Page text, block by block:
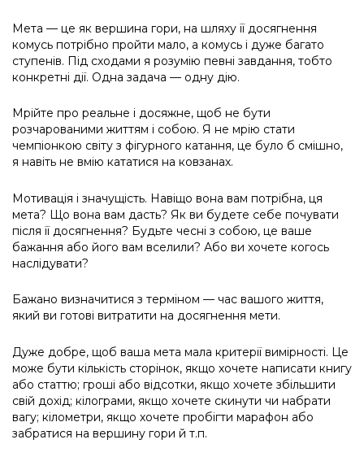
Мета — це як вершина гори, на шляху її досягнення
комусь потрібно пройти мало, а комусь і дуже багато
ступенів. Під сходами я розумію певні завдання, тобто
конкретні дії. Одна задача — одну дію.
Мрійте про реальне і досяжне, щоб не бути
розчарованими життям і собою. Я не мрію стати
чемпіонкою світу з фігурного катання, це було б смішно,
я навіть не вмію кататися на ковзанах.
Мотивація і значущість. Навіщо вона вам потрібна, ця
мета? Що вона вам дасть? Як ви будете себе почувати
після її досягнення? Будьте чесні з собою, це ваше
бажання або його вам вселили? Або ви хочете когось
наслідувати?
Бажано визначитися з терміном — час вашого життя,
який ви готові витратити на досягнення мети.
Дуже добре, щоб ваша мета мала критерії вимірності. Це
може бути кількість сторінок, якщо хочете написати книгу
або статтю; гроші або відсотки, якщо хочете збільшити
свій дохід; кілограми, якщо хочете скинути чи набрати
вагу; кілометри, якщо хочете пробігти марафон або
забратися на вершину гори й т.п.